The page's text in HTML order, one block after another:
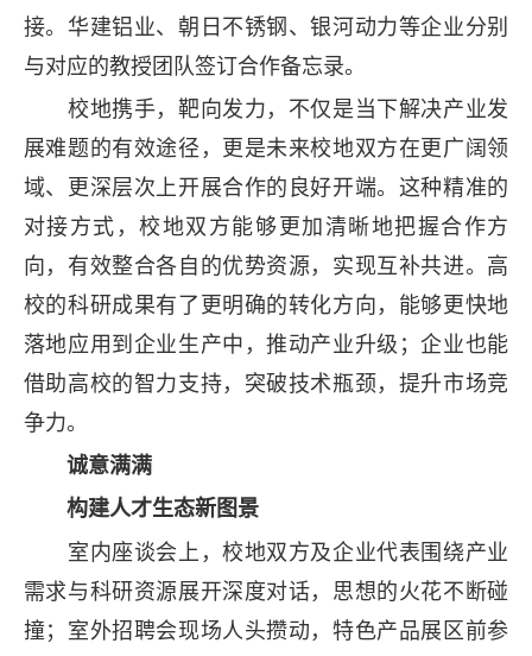
接。华建铝业、朝日不锈钢、银河动力等企业分别
与对应的教授团队签订合作备忘录。
校地携手，靶向发力，不仅是当下解决产业发
展难题的有效途径，更是未来校地双方在更广阔领
域、更深层次上开展合作的良好开端。这种精准的
对接方式，校地双方能够更加清晰地把握合作方
向，有效整合各自的优势资源，实现互补共进。高
校的科研成果有了更明确的转化方向，能够更快地
落地应用到企业生产中，推动产业升级；企业也能
借助高校的智力支持，突破技术瓶颈，提升市场竞
争力。
诚意满满
构建人才生态新图景
室内座谈会上，校地双方及企业代表围绕产业
需求与科研资源展开深度对话，思想的火花不断碰
撞；室外招聘会现场人头攒动，特色产品展区前参